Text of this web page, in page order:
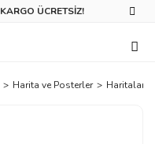
KARGO ÜCRETSİZ!
Harita ve Posterler Haritalar